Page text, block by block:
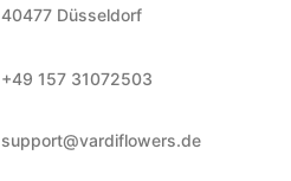
40477 Düsseldorf
+49 157 31072503
support@vardiflowers.de